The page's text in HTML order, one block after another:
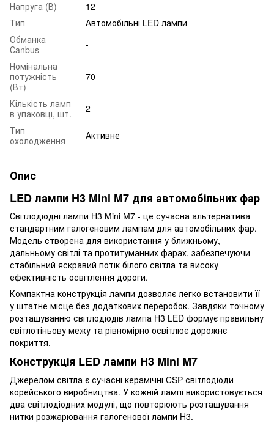
Напруга (В)
12
Тип
Автомобільні LED лампи
Обманка
Сanbus
-
Номінальна
потужність
(Вт)
70
Кількість ламп
в упаковці, шт.
2
Тип
охолодження
Активне
Опис
LED лампи H3 Mini M7 для автомобільних фар
Світлодіодні лампи H3 Mini M7 - це сучасна альтернатива
стандартним галогеновим лампам для автомобільних фар.
Модель створена для використання у ближньому,
дальньому світлі та протитуманних фарах, забезпечуючи
стабільний яскравий потік білого світла та високу
ефективність освітлення дороги.
Компактна конструкція лампи дозволяє легко встановити її
у штатне місце без додаткових переробок. Завдяки точному
розташуванню світлодіодів лампа H3 LED формує правильну
світлотіньову межу та рівномірно освітлює дорожнє
покриття.
Конструкція LED лампи H3 Mini M7
Джерелом світла є сучасні керамічні CSP світлодіоди
корейського виробництва. У кожній лампі використовується
два світлодіодних модулі, що повторюють розташування
нитки розжарювання галогенової лампи H3.